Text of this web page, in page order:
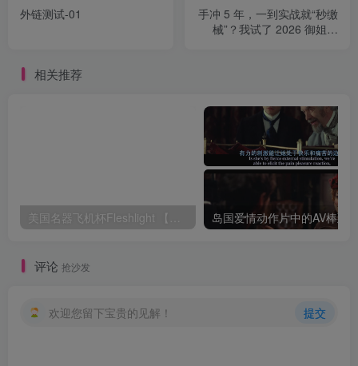
外链测试-01
手冲 5 年，一到实战就“秒缴
械”？我试了 2026 御姐初
相关推荐
美国名器飞机杯Fleshlight 【Quickshot-Vantage 双头飞机杯】完全评测
评论 抢沙发
欢迎您留下宝贵的见解！ 提交